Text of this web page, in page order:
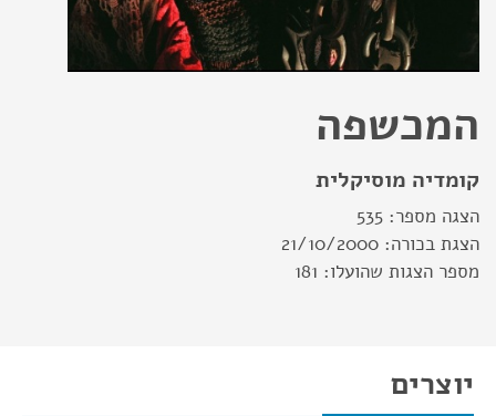
המכשפה
קומדיה מוסיקלית
הצגה מספר: 535
הצגת בכורה: 21/10/2000
מספר הצגות שהועלו: 181
יוצרים